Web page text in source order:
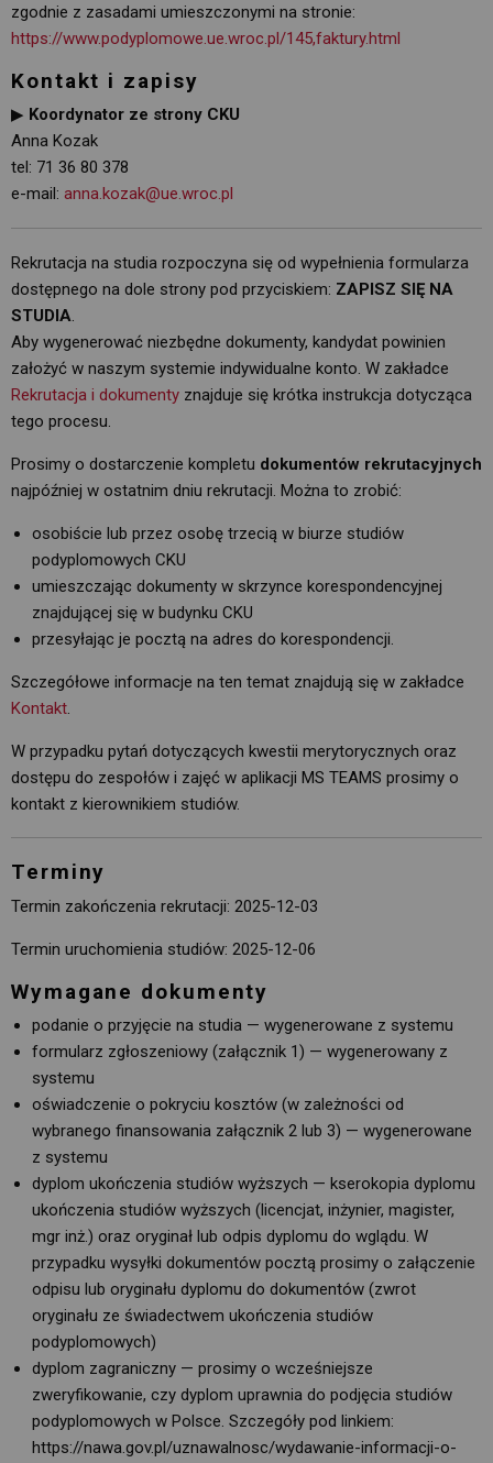
zgodnie z zasadami umieszczonymi na stronie:
https://www.podyplomowe.ue.wroc.pl/145,faktury.html
Kontakt i zapisy
▶ Koordynator ze strony CKU
Anna Kozak
tel: 71 36 80 378
e-mail: anna.kozak@ue.wroc.pl
Rekrutacja na studia rozpoczyna się od wypełnienia formularza
dostępnego na dole strony pod przyciskiem: ZAPISZ SIĘ NA
STUDIA.
Aby wygenerować niezbędne dokumenty, kandydat powinien
założyć w naszym systemie indywidualne konto. W zakładce
Rekrutacja i dokumenty znajduje się krótka instrukcja dotycząca
tego procesu.
Prosimy o dostarczenie kompletu dokumentów rekrutacyjnych
najpóźniej w ostatnim dniu rekrutacji. Można to zrobić:
osobiście lub przez osobę trzecią w biurze studiów
podyplomowych CKU
umieszczając dokumenty w skrzynce korespondencyjnej
znajdującej się w budynku CKU
przesyłając je pocztą na adres do korespondencji.
Szczegółowe informacje na ten temat znajdują się w zakładce
Kontakt.
W przypadku pytań dotyczących kwestii merytorycznych oraz
dostępu do zespołów i zajęć w aplikacji MS TEAMS prosimy o
kontakt z kierownikiem studiów.
Terminy
Termin zakończenia rekrutacji: 2025-12-03
Termin uruchomienia studiów: 2025-12-06
Wymagane dokumenty
podanie o przyjęcie na studia — wygenerowane z systemu
formularz zgłoszeniowy (załącznik 1) — wygenerowany z
systemu
oświadczenie o pokryciu kosztów (w zależności od
wybranego finansowania załącznik 2 lub 3) — wygenerowane
z systemu
dyplom ukończenia studiów wyższych — kserokopia dyplomu
ukończenia studiów wyższych (licencjat, inżynier, magister,
mgr inż.) oraz oryginał lub odpis dyplomu do wglądu. W
przypadku wysyłki dokumentów pocztą prosimy o załączenie
odpisu lub oryginału dyplomu do dokumentów (zwrot
oryginału ze świadectwem ukończenia studiów
podyplomowych)
dyplom zagraniczny — prosimy o wcześniejsze
zweryfikowanie, czy dyplom uprawnia do podjęcia studiów
podyplomowych w Polsce. Szczegóły pod linkiem:
https://nawa.gov.pl/uznawalnosc/wydawanie-informacji-o-